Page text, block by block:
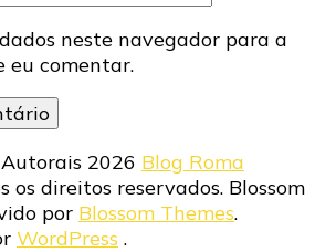
neste navegador para a
eu comentar.
2026 Blog Roma
os direitos reservados. Blossom
por Blossom Themes.
WordPress .